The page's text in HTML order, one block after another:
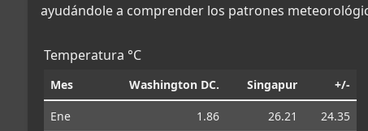
ayudándole a comprender los patrones
Temperatura °C
Mes Washington DC. Singapur +/-
Ene 1.86 26.21
24.35